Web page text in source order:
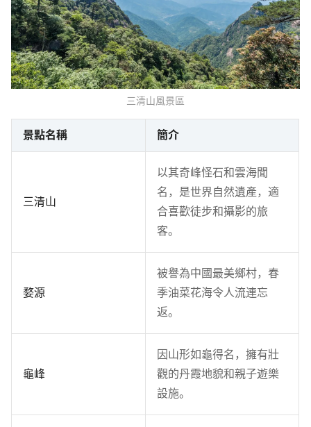
三清山風景區
景點名稱 簡介
三清山
以其奇峰怪石和雲海聞
名，是世界自然遺產，適
合喜歡徒步和攝影的旅
客。
婺源
被譽為中國最美鄉村，春
季油菜花海令人流連忘
返。
龜峰
因山形如龜得名，擁有壯
觀的丹霞地貌和親子遊樂
設施。